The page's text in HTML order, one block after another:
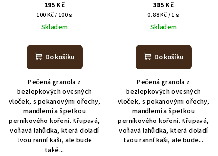
195 Kč
Měrná
cena:
100 Kč / 100 g
Skladem
Do košíku
Pečená granola z
bezlepkových ovesných
vloček, s pekanovými ořechy,
mandlemi a špetkou
perníkového koření. Křupavá,
voňavá lahůdka, která doladí
tvou ranní kaši, ale bude
také...
385 Kč
Měrná
cena:
0,88 Kč / 1 g
Skladem
Do košíku
Pečená granola z
bezlepkových ovesných
vloček, s pekanovými ořechy,
mandlemi a špetkou
perníkového koření. Křupavá,
voňavá lahůdka, která doladí
tvou ranní kaši, ale bude...